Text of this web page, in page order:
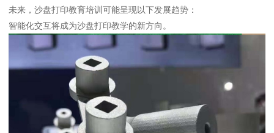
未来，沙盘打印教育培训可能呈现以下发展趋势：
智能化交互将成为沙盘打印教学的新方向。